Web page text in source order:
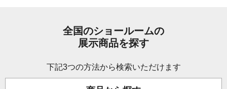
全国のショールームの
展示商品を探す
下記3つの方法から検索いただけます